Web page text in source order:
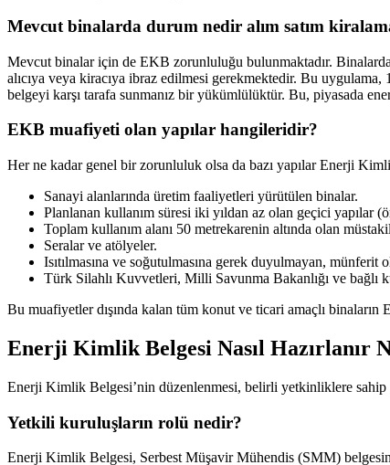
Mevcut binalarda durum nedir alım satım
Mevcut binalar için de EKB zorunluluğu bulunmaktadır.
alıcıya veya kiracıya ibraz edilmesi gerekmektedir. Bu
belgeyi karşı tarafa sunmanız bir yükümlülüktür. Bu, piyasada
EKB muafiyeti olan yapılar hangileridir?
Her ne kadar genel bir zorunluluk olsa da bazı yapılar Enerji
Sanayi alanlarında üretim faaliyetleri yürütülen binalar.
Planlanan kullanım süresi iki yıldan az olan geçici yapılar
Toplam kullanım alanı 50 metrekarenin altında olan
Seralar ve atölyeler.
Isıtılmasına ve soğutulmasına gerek duyulmayan,
Türk Silahlı Kuvvetleri, Milli Savunma Bakanlığı ve bağlı
Bu muafiyetler dışında kalan tüm konut ve ticari amaçlı
Enerji Kimlik Belgesi Nasıl Hazırlanır
Enerji Kimlik Belgesi’nin düzenlenmesi, belirli yetkinliklere
Yetkili kuruluşların rolü nedir?
Enerji Kimlik Belgesi, Serbest Müşavir Mühendis (SMM)